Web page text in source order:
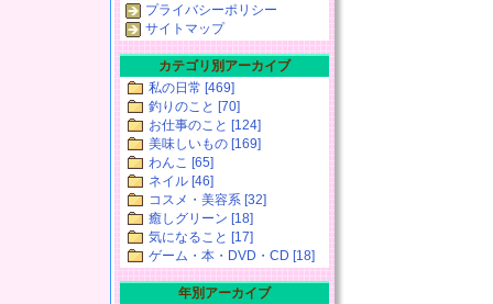
プライバシーポリシー
サイトマップ
カテゴリ別アーカイブ
私の日常 [469]
釣りのこと [70]
お仕事のこと [124]
美味しいもの [169]
わんこ [65]
ネイル [46]
コスメ・美容系 [32]
癒しグリーン [18]
気になること [17]
ゲーム・本・DVD・CD [18]
年別アーカイブ